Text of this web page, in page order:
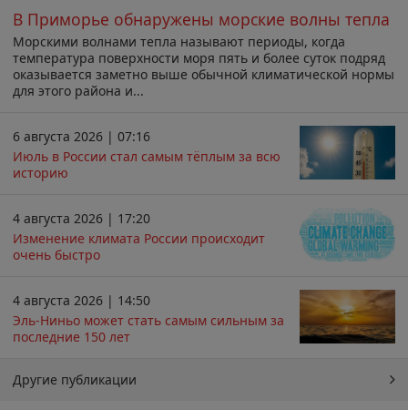
В Приморье обнаружены морские волны тепла
Морскими волнами тепла называют периоды, когда
температура поверхности моря пять и более суток подряд
оказывается заметно выше обычной климатической нормы
для этого района и...
6 августа 2026 | 07:16
Июль в России стал самым тёплым за всю
историю
4 августа 2026 | 17:20
Изменение климата России происходит
очень быстро
4 августа 2026 | 14:50
Эль-Ниньо может стать самым сильным за
последние 150 лет
Другие публикации